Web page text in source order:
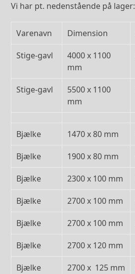
Vi har pt. nedenstående på lager:
Varenavn Dimension
Stige-gavl
4000 x 1100
mm
Stige-gavl
5500 x 1100
mm
Bjælke 1470 x 80 mm
Bjælke 1900 x 80 mm
Bjælke 2300 x 100 mm
Bjælke 2700 x 100 mm
Bjælke 2700 x 100 mm
Bjælke 2700 x 120 mm
Bjælke 2700 x 125 mm